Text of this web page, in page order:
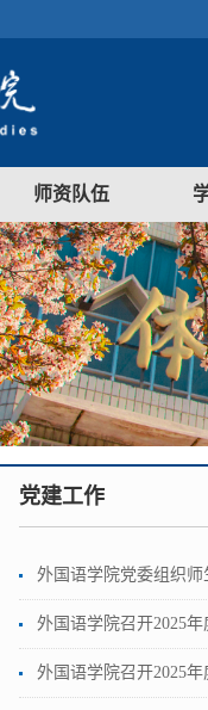
师资队伍
党建工作
外国语学院党委组织
外国语学院召开2025
外国语学院召开2025